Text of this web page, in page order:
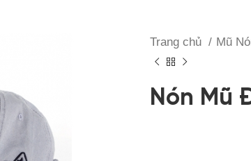
Trang chủ Mũ
Nón Mũ